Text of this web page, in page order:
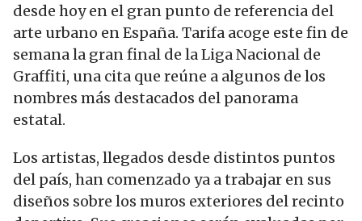
desde hoy en el gran punto de referencia del
arte urbano en España. Tarifa acoge este fin de
semana la gran final de la Liga Nacional de
Graffiti, una cita que reúne a algunos de los
nombres más destacados del panorama
estatal.
Los artistas, llegados desde distintos puntos
del país, han comenzado ya a trabajar en sus
diseños sobre los muros exteriores del recinto